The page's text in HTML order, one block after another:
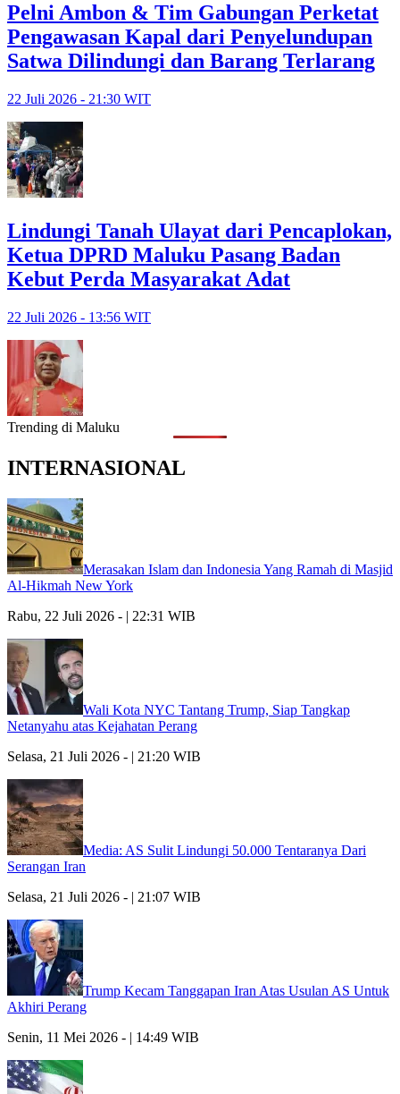
Pelni Ambon & Tim Gabungan Perketat
Pengawasan Kapal dari Penyelundupan
Satwa Dilindungi dan Barang Terlarang
22 Juli 2026 - 21:30 WIT
Lindungi Tanah Ulayat dari Pencaplokan,
Ketua DPRD Maluku Pasang Badan
Kebut Perda Masyarakat Adat
22 Juli 2026 - 13:56 WIT
Trending di Maluku
INTERNASIONAL
Merasakan Islam dan Indonesia Yang Ramah di Masjid
Al-Hikmah New York
Rabu, 22 Juli 2026 - | 22:31 WIB
Wali Kota NYC Tantang Trump, Siap Tangkap
Netanyahu atas Kejahatan Perang
Selasa, 21 Juli 2026 - | 21:20 WIB
Media: AS Sulit Lindungi 50.000 Tentaranya Dari
Serangan Iran
Selasa, 21 Juli 2026 - | 21:07 WIB
Trump Kecam Tanggapan Iran Atas Usulan AS Untuk
Akhiri Perang
Senin, 11 Mei 2026 - | 14:49 WIB